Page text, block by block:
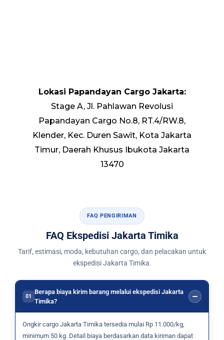
Lokasi Papandayan Cargo Jakarta:
Stage A, Jl. Pahlawan Revolusi
Papandayan Cargo No.8, RT.4/RW.8,
Klender, Kec. Duren Sawit, Kota Jakarta
Timur, Daerah Khusus Ibukota Jakarta
13470
FAQ PENGIRIMAN
FAQ Ekspedisi Jakarta Timika
Tarif, estimasi, moda, kebutuhan cargo, dan pelacakan untuk
ekspedisi Jakarta Timika.
01
Berapa biaya kirim barang melalui ekspedisi Jakarta
Timika?
Ongkir cargo Jakarta Timika tersedia mulai Rp 11.000/kg,
minimum 50 kg. Detail biaya berdasarkan data kiriman dapat